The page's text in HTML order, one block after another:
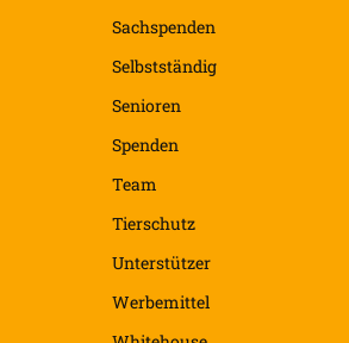
Sachspenden
Selbstständig
Senioren
Spenden
Team
Tierschutz
Unterstützer
Werbemittel